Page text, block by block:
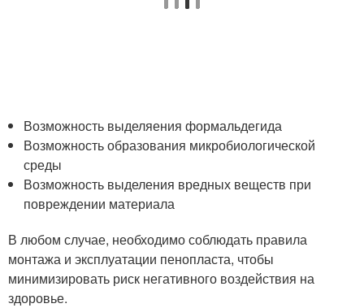
Возможность выделяения формальдегида
Возможность образования микробиологической
среды
Возможность выделения вредных веществ при
повреждении материала
В любом случае, необходимо соблюдать правила
монтажа и эксплуатации пенопласта, чтобы
минимизировать риск негативного воздействия на
здоровье.